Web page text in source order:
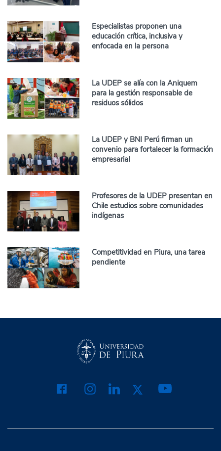
Especialistas proponen una
educación crítica, inclusiva y
enfocada en la persona
La UDEP se alía con la Aniquem
para la gestión responsable de
residuos sólidos
La UDEP y BNI Perú firman un
convenio para fortalecer la formación
empresarial
Profesores de la UDEP presentan en
Chile estudios sobre comunidades
indígenas
Competitividad en Piura, una tarea
pendiente